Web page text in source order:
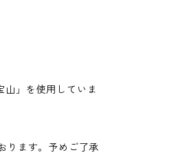
山」を使用していま
ります。予めご了承